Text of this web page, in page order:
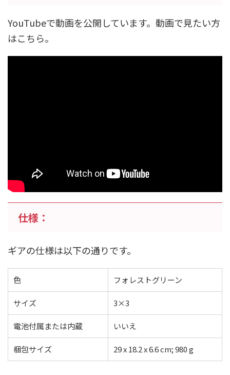
YouTubeで動画を公開しています。動画で見たい方
はこちら。
仕様：
ギアの仕様は以下の通りです。
色 ‎フォレストグリーン
サイズ ‎3×3
電池付属または内蔵 ‎いいえ
梱包サイズ ‎29 x 18.2 x 6.6 cm; 980 g